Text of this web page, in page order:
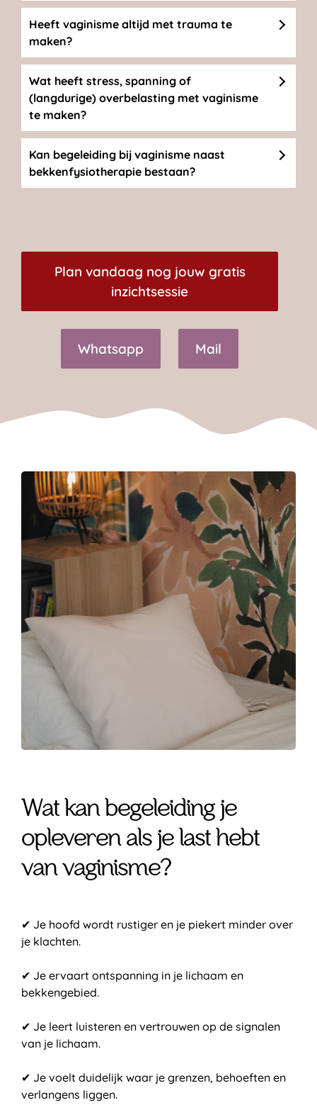
Heeft vaginisme altijd met trauma te
maken?
Wat heeft stress, spanning of
(langdurige) overbelasting met vaginisme
te maken?
Kan begeleiding bij vaginisme naast
bekkenfysiotherapie bestaan?
Plan vandaag nog jouw gratis
inzichtsessie
Whatsapp Mail
Wat kan begeleiding je
opleveren als je last hebt
van vaginisme?
✔ Je hoofd wordt rustiger en je piekert minder over
je klachten.
✔ Je ervaart ontspanning in je lichaam en
bekkengebied.
✔ Je leert luisteren en vertrouwen op de signalen
van je lichaam.
✔ Je voelt duidelijk waar je grenzen, behoeften en
verlangens liggen.